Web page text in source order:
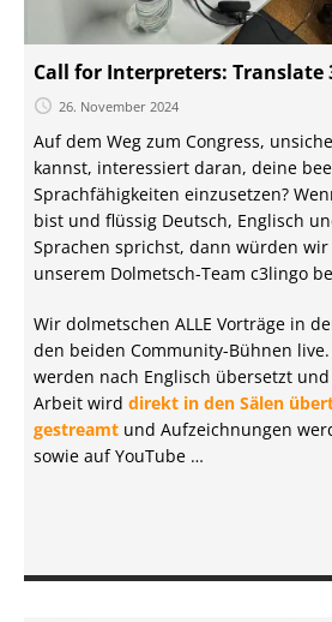
Call for Interpreters: Translate
26. November 2024
Auf dem Weg zum Congress,
kannst, interessiert daran, deine
Sprachfähigkeiten einzusetzen?
bist und flüssig Deutsch, Englisch
Sprachen sprichst, dann würden
unserem Dolmetsch-Team c3lingo
Wir dolmetschen ALLE Vorträge in
den beiden Community-Bühnen live.
werden nach Englisch übersetzt
Arbeit wird direkt in den Sälen
gestreamt und Aufzeichnungen
sowie auf YouTube …